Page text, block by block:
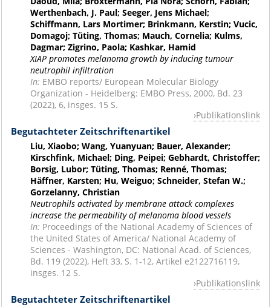
Werthenbach, J. Paul; Seeger, Jens Michael;
Schiffmann, Lars Mortimer; Brinkmann, Kerstin; Vucic,
Domagoj; Tüting, Thomas; Mauch, Cornelia; Kulms,
Dagmar; Zigrino, Paola; Kashkar, Hamid
XIAP promotes melanoma growth by inducing tumour
neutrophil infiltration
In: EMBO reports/ European Molecular Biology
Organization - Heidelberg: EMBO Press, 2000, Bd. 23
(2022), 6, insges. 15 S.
Publikationslink
Begutachteter Zeitschriftenartikel
Liu, Xiaobo; Wang, Yuanyuan; Bauer, Alexander;
Kirschfink, Michael; Ding, Peipei; Gebhardt, Christoffer;
Borsig, Lubor; Tüting, Thomas; Renné, Thomas;
Häffner, Karsten; Hu, Weiguo; Schneider, Stefan W.;
Gorzelanny, Christian
Neutrophils activated by membrane attack complexes
increase the permeability of melanoma blood vessels
In: Proceedings of the National Academy of Sciences of
the United States of America/ National Academy of
Sciences - Washington, DC: National Acad. of Sciences,
Bd. 119 (2022), Heft 33, S. 1-12, Artikel e2122716119,
insges. 12 S.
Publikationslink
Begutachteter Zeitschriftenartikel